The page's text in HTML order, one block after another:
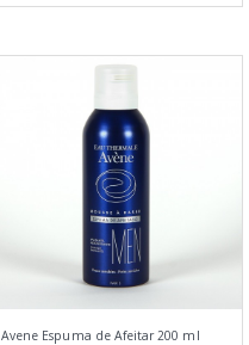
Avene Espuma de Afeitar 200 ml